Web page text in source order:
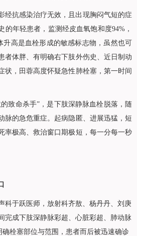
经抗感染治疗无效，且出现胸闷气短的症
的年轻患者，监测经皮血氧饱和度94%，
升高是血栓形成的敏感标志物，虽然也可
者体胖、有明确右下肢外伤史、近日制动
状， 田蓉高度怀疑急性肺栓塞，第一时间
致命杀手”，是下肢深静脉血栓脱落，随
脉的急危重症。起病隐匿、进展迅猛，短
率极高、救治窗口期极短，每一分每一秒
科于跃医师， 放射科齐敖、杨丹丹、刘庚
完成下肢深静脉彩超、心脏彩超、肺动脉
栓塞部位与范围，患者而后被迅速确诊